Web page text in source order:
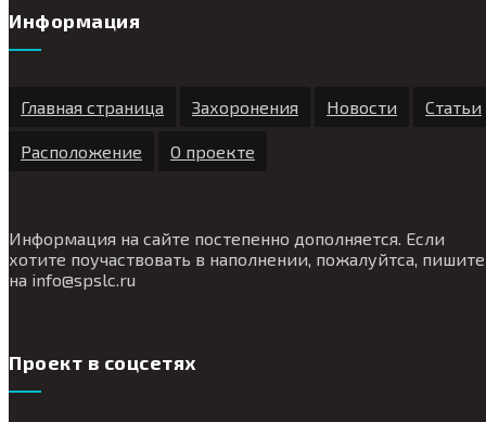
Информация
Главная страница Захоронения Новости Статьи
Расположение О проекте
Информация на сайте постепенно дополняется. Если
хотите поучаствовать в наполнении, пожалуйтса, пишите
на info@spslc.ru
Проект в соцсетях